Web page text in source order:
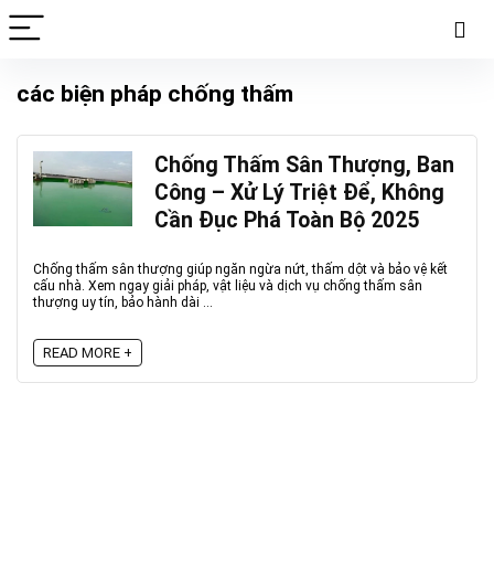
các biện pháp chống thấm
Chống Thấm Sân Thượng, Ban
Công – Xử Lý Triệt Để, Không
Cần Đục Phá Toàn Bộ 2025
Chống thấm sân thượng giúp ngăn ngừa nứt, thấm dột và bảo vệ kết
cấu nhà. Xem ngay giải pháp, vật liệu và dịch vụ chống thấm sân
thượng uy tín, bảo hành dài ...
READ MORE +